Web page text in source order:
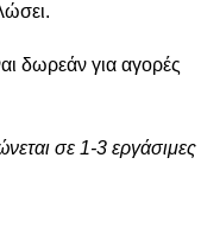
δωρεάν για αγορές
σε 1-3 εργάσιμες